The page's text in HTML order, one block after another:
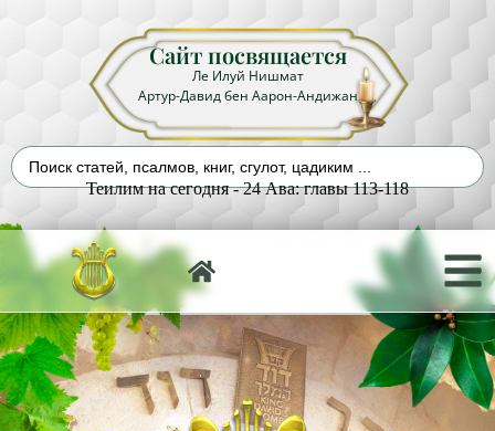
Сайт посвящается
Ле Илуй Нишмат
Артур-Давид бен Аарон-Андижан
Теилим на сегодня - 24 Ава: главы 113-118